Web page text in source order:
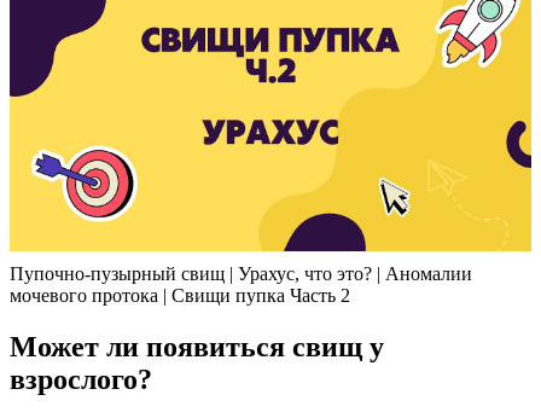
Пупочно-пузырный свищ | Урахус, что это? | Аномалии
мочевого протока | Свищи пупка Часть 2
Может ли появиться свищ у
взрослого?